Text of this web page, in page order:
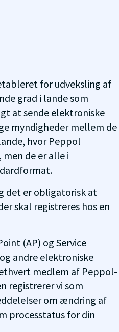
for udveksling af
grad i lande som
at sende elektroniske
myndigheder mellem de
hvor Peppol
de er alle i
det er obligatorisk at
skal registreres hos en
(AP) og Service
andre elektroniske
medlem af Peppol-
registrerer vi som
om ændring af
processtatus for din